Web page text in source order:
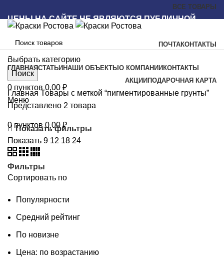
ВСЕ ТОВАРЫ
ЦЕНЫ НА САЙТЕ НЕ ЯВЛЯЮТСЯ ПУБЛИЧНОЙ
ОФЕРТОЙ
ПОЧТАКОНТАКТЫ
Выбрать категорию
Поиск
0 пунктов 0,00 ₽
Меню
0 пунктов 0,00₽
Наш каталог
ГЛАВНАЯСТАТЬИ НАШИ ОБЪЕКТЫ О КОМПАНИИ КОНТАКТЫ
АКЦИИ ПОДАРОЧНАЯ КАРТА
ГлавнаяТовары с меткой “пигментированные грунты”
Представлено 2 товара
Показать фильтры
Показать 9 12 18 24
Фильтры
Сортировать по
Популярности
Средний рейтинг
По новизне
Цена: по возрастанию